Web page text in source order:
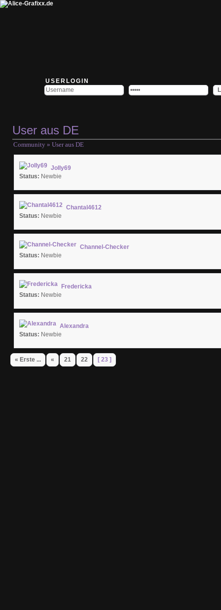
USERLOGIN
User aus DE
Community » User aus DE
Jolly69
Status: Newbie
Chantal4612
Status: Newbie
Channel-Checker
Status: Newbie
Fredericka
Status: Newbie
Alexandra
Status: Newbie
« Erste ... « 21 22 [ 23 ]